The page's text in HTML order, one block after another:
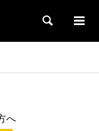
検索
へ